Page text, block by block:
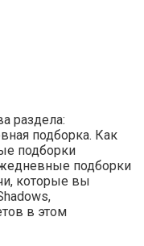
раздела:
подборка. Как
подборки
подборки
которые вы
в этом